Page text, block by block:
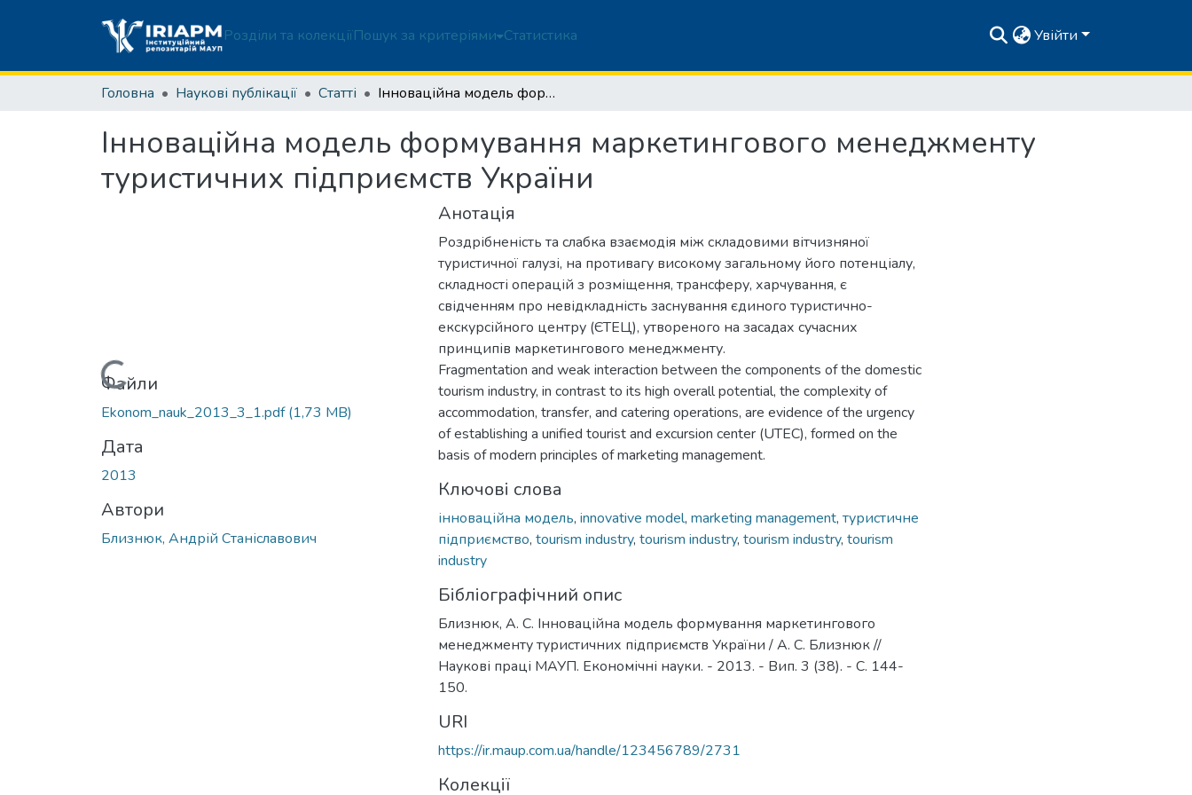
Розділи та колекціїПошук за критеріями Статистика Увійти
Головна Наукові публікації Статті Інноваційна модель формування маркетингового менеджменту туристичних підприємств України
Інноваційна модель формування маркетингового менеджменту
туристичних підприємств України
Вантажиться...
Файли
Ekonom_nauk_2013_3_1.pdf(1,73 MB)
Дата
2013
Автори
Близнюк, Андрій Станіславович
Анотація
Роздрібненість та слабка взаємодія між складовими вітчизняної
туристичної галузі, на противагу високому загальному його потенціалу,
складності операцій з розміщення, трансферу, харчування, є
свідченням про невідкладність заснування єдиного туристично-
екскурсійного центру (ЄТЕЦ), утвореного на засадах сучасних
принципів маркетингового менеджменту.
Fragmentation and weak interaction between the components of the domestic
tourism industry, in contrast to its high overall potential, the complexity of
accommodation, transfer, and catering operations, are evidence of the urgency
of establishing a unified tourist and excursion center (UTEC), formed on the
basis of modern principles of marketing management.
Ключові слова
інноваційна модель, innovative model, marketing management, туристичне
підприємство, tourism industry, tourism industry, tourism industry, tourism
industry
Бібліографічний опис
Близнюк, А. С. Інноваційна модель формування маркетингового
менеджменту туристичних підприємств України / А. С. Близнюк //
Наукові праці МАУП. Економічні науки. - 2013. - Вип. 3 (38). - С. 144-
150.
URI
https://ir.maup.com.ua/handle/123456789/2731
Колекції